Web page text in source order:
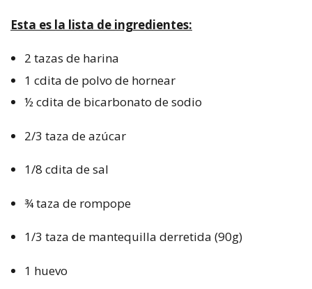
Esta es la lista de ingredientes:
2 tazas de harina
1 cdita de polvo de hornear
½ cdita de bicarbonato de sodio
2/3 taza de azúcar
1/8 cdita de sal
¾ taza de rompope
1/3 taza de mantequilla derretida (90g)
1 huevo